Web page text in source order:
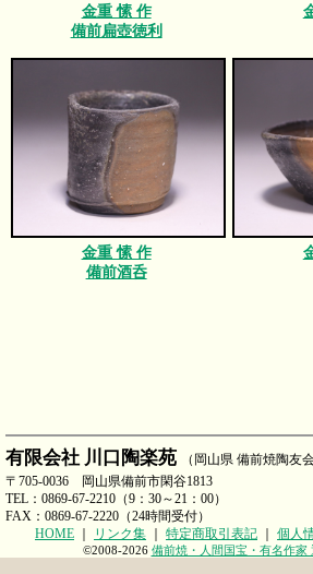
金重 愫 作
備前扁壺徳利
金重 愫 作
備前酒呑
有限会社 川口陶楽苑
（岡山県 備前焼陶友
〒705-0036 岡山県備前市閑谷1813
TEL：0869-67-2210（9：30～21：00）
FAX：0869-67-2220（24時間受付）
HOME ｜ リンク集 ｜ 特定商取引表記 ｜ 個人
©2008-2026 備前焼・人間国宝・有名作家